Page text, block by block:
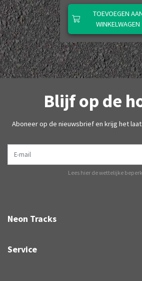
TOEVOEGEN
WINKELWAGEN
Blijf op de
Aboneer op de nieuwsbrief en krijg het
Lees hier de wettelijke
Neon Tracks
Service